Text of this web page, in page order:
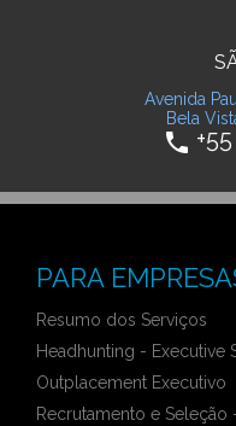
Avenida
Bela
phone
PARA
Resumo dos Serviços
Headhunting - Executive
Outplacement Executivo
Recrutamento e Seleção